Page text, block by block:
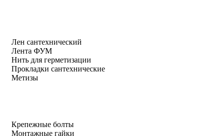
Лен сантехнический
Лента ФУМ
Нить для герметизации
Прокладки сантехнические
Метизы
Крепежные болты
Монтажные гайки